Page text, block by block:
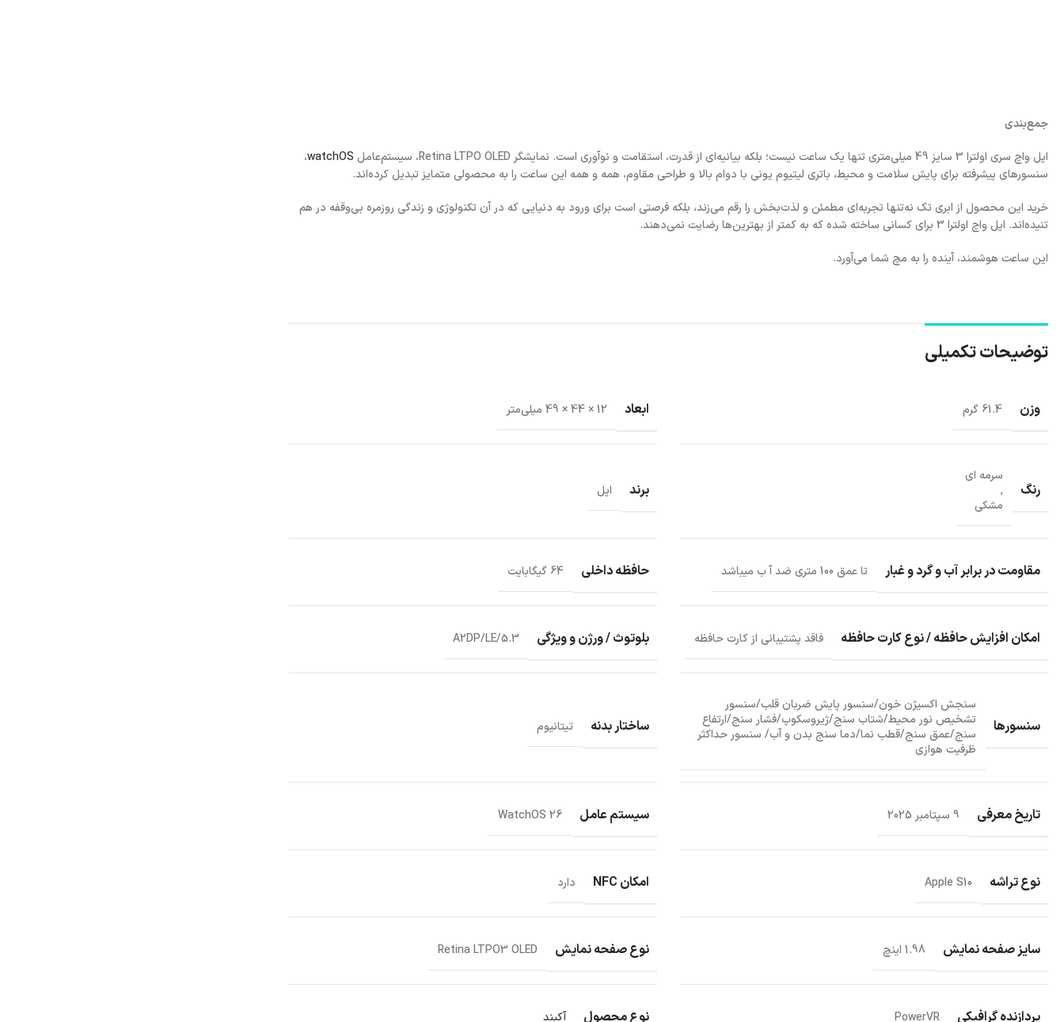
جمع‌بندی
اپل واچ سری اولترا 3 سایز 49 میلی‌متری تنها یک ساعت نیست؛ بلکه بیانیه‌ای از قدرت، استقامت و نوآوری است. نمایشگر Retina LTPO OLED، سیستم‌عامل
watchOS،
سنسورهای پیشرفته برای پایش سلامت و محیط، باتری لیتیوم یونی با دوام بالا و طراحی مقاوم، همه و همه این ساعت را به محصولی متمایز تبدیل کرده‌اند.
خرید این محصول از ابری تک نه‌تنها تجربه‌ای مطمئن و لذت‌بخش را رقم می‌زند، بلکه فرصتی است برای ورود به دنیایی که در آن تکنولوژی و زندگی روزمره بی‌وقفه در هم
تنیده‌اند. اپل واچ اولترا 3 برای کسانی ساخته شده که به کمتر از بهترین‌ها رضایت نمی‌دهند.
این ساعت هوشمند، آینده را به مچ شما می‌آورد.
توضیحات تکمیلی
وزن 61.4 گرم ابعاد 12 × 44 × 49 میلی‌متر
رنگ
سرمه ای
,
مشکی
برند اپل
مقاومت در برابر آب و گرد و غبار تا عمق 100 متری ضد آ ب میباشد حافظه داخلی 64 گیگابایت
امکان افزایش حافظه / نوع کارت حافظه فاقد پشتیبانی از کارت حافظه بلوتوث / ورژن و ویژگی 5.3/A2DP/LE
سنسورها
سنجش اکسیژن خون/سنسور پایش ضربان قلب/سنسور
تشخیص نور محیط/شتاب سنج/ژیروسکوپ/فشار سنج/ارتفاع
سنج/عمق سنج/قطب نما/دما سنج بدن و آب/ سنسور حداکثر
ظرفیت هوازی
ساختار بدنه تیتانیوم
تاریخ معرفی 9 سپتامبر 2025 سیستم عامل WatchOS 26
نوع تراشه Apple S10 امکان NFC دارد
سایز صفحه نمایش 1.98 اینچ نوع صفحه نمایش Retina LTPO3 OLED
پردازنده گرافیکی PowerVR نوع محصول آکبند